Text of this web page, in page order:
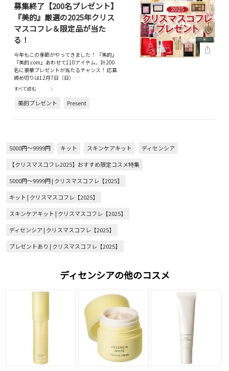
募集終了【200名プレゼント】
『美的』厳選の2025年クリス
マスコフレ＆限定品が当た
る！
今年もこの季節がやってきました！ 『美的』
『美的.com』あわせて110アイテム、計200
名に豪華プレゼントが当たるチャンス！ 応募
締め切りは12月7日（日）…
すべて読む
美的プレゼント Present
5000円～9999円 キット スキンケアキット
ディセンシア
【クリスマスコフレ2025】おすすめ限定コスメ特集
5000円～9999円 | クリスマスコフレ【2025】
キット | クリスマスコフレ【2025】
スキンケアキット | クリスマスコフレ【2025】
ディセンシア | クリスマスコフレ【2025】
プレゼントあり | クリスマスコフレ【2025】
ディセンシアの他のコスメ